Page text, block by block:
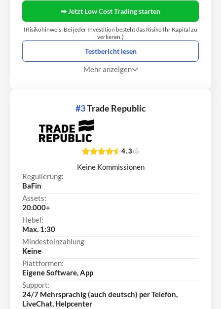
➡ Jetzt Low Cost Trading starten
(Risikohinweis: Bei jeder Investition besteht das Risiko Ihr Kapital zu
verlieren.)
Testbericht lesen
Mehr anzeigen
#3Trade Republic
4.3/5
Keine Kommissionen
Regulierung:
BaFin
Assets:
20.000+
Hebel:
Max. 1:30
Mindesteinzahlung
Keine
Plattformen:
Eigene Software, App
Support:
24/7 Mehrsprachig (auch deutsch) per Telefon,
LiveChat, Helpcenter